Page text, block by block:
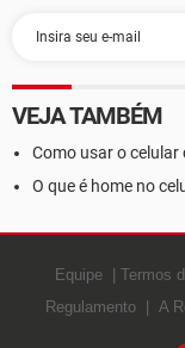
VEJA TAMBÉM
Como usar o
O que é home no
Equipe Termos
Regulamento
A